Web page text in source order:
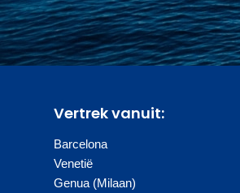
Vertrek vanuit:
Barcelona
Venetië
Genua (Milaan)